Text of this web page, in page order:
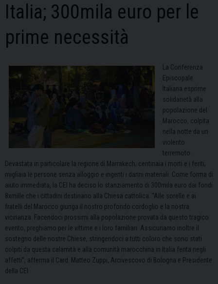
Italia; 300mila euro per le
prime necessità
La Conferenza
Episcopale
Italiana esprime
solidarietà alla
popolazione del
Marocco, colpita
nella notte da un
violento
terremoto.
Devastata in particolare la regione di Marrakech; centinaia i morti e i feriti;
migliaia le persone senza alloggio e ingenti i danni materiali. Come forma di
aiuto immediata, la CEI ha deciso lo stanziamento di 300mila euro dai fondi
8xmille che i cittadini destinano alla Chiesa cattolica. “Alle sorelle e ai
fratelli del Marocco giunga il nostro profondo cordoglio e la nostra
vicinanza. Facendoci prossimi alla popolazione provata da questo tragico
evento, preghiamo per le vittime e i loro familiari. Assicuriamo inoltre il
sostegno delle nostre Chiese, stringendoci a tutti coloro che sono stati
colpiti da questa calamità e alla comunità marocchina in Italia ferita negli
affetti”, afferma il Card. Matteo Zuppi, Arcivescovo di Bologna e Presidente
della CEI.